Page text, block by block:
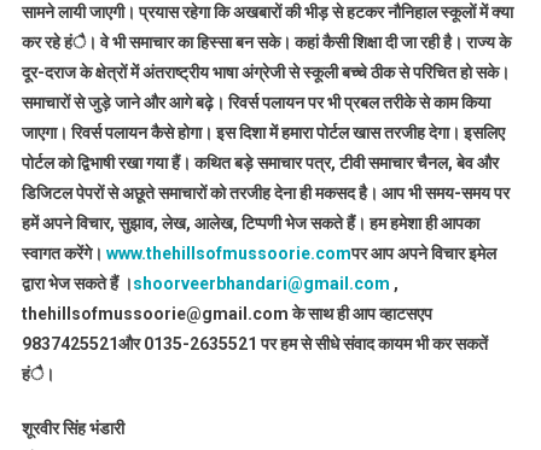
सामने लायी जाएगी। प्रयास रहेगा कि अखबारों की भीड़ से हटकर नौनिहाल स्कूलों में क्या
कर रहे हंै। वे भी समाचार का हिस्सा बन सके। कहां कैसी शिक्षा दी जा रही है। राज्य के
दूर-दराज के क्षेत्रों में अंतराष्ट्रीय भाषा अंग्रेजी से स्कूली बच्चे ठीक से परिचित हो सके।
समाचारों से जुड़े जाने और आगे बढ़े। रिवर्स पलायन पर भी प्रबल तरीके से काम किया
जाएगा। रिवर्स पलायन कैसे होगा। इस दिशा में हमारा पोर्टल खास तरजीह देगा। इसलिए
पोर्टल को द्विभाषी रखा गया हैं। कथित बड़े समाचार पत्र, टीवी समाचार चैनल, बेव और
डिजिटल पेपरों से अछूते समाचारों को तरजीह देना ही मकसद है। आप भी समय-समय पर
हमें अपने विचार, सुझाव, लेख, आलेख, टिप्पणी भेज सकते हैं। हम हमेशा ही आपका
स्वागत करेंगे। www.thehillsofmussoorie.comपर आप अपने विचार इमेल
द्वारा भेज सकते हैं ।shoorveerbhandari@gmail.com ,
thehillsofmussoorie@gmail.com के साथ ही आप व्हाटसएप
9837425521और 0135-2635521 पर हम से सीधे संवाद कायम भी कर सकतें
हंै।
शूरवीर सिंह भंडारी